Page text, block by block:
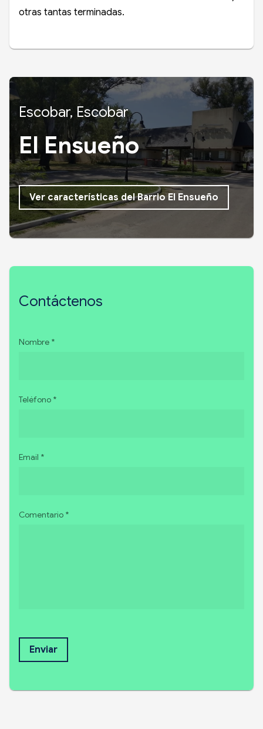
otras tantas terminadas.
Escobar, Escobar
El Ensueño
Ver características del Barrio El Ensueño
Contáctenos
Nombre *
Teléfono *
Email *
Comentario *
Enviar